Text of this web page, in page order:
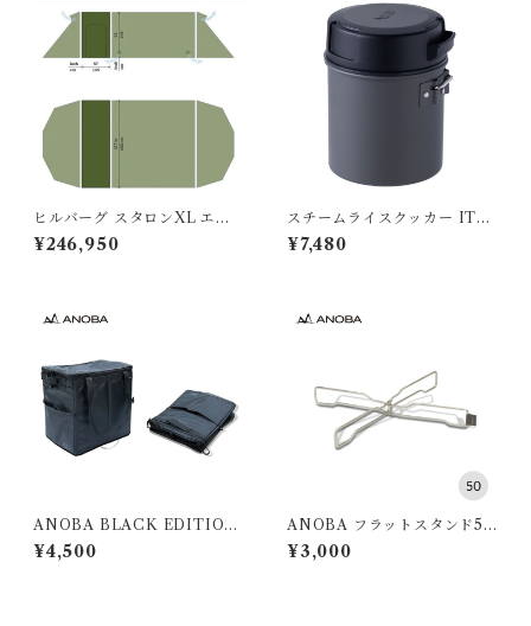
ヒルバーグ スタロンXL エク
ステンション タクティカ
ル ポールセット
¥246,950
スチームライスクッカー ITA
DAKI
¥7,480
ANOBA BLACK EDITION
マルチダストバケット
¥4,500
ANOBA フラットスタンド50
SUS Ver.
¥3,000